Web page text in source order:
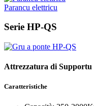
Parancu elettricu
Serie HP-QS
Attrezzatura di Supportu
Caratteristiche